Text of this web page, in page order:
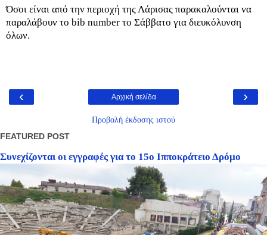
Όσοι είναι από την περιοχή της Λάρισας παρακαλούνται να
παραλάβουν το bib number το Σάββατο για διευκόλυνση
όλων.
‹ ›
Αρχική σελίδα
Προβολή έκδοσης ιστού
FEATURED POST
Συνεχίζονται οι εγγραφές για το 15ο Ιπποκράτειο Δρόμο